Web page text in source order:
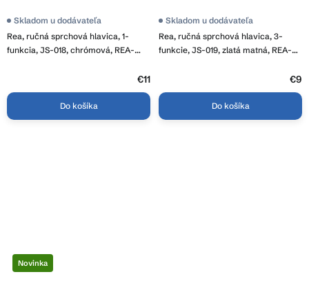
Rea, ručná sprchová hlavica, 1-
funkcia, JS-018, chrómová, REA-
Skladom u dodávateľa
€11
Do košíka
Rea, ručná sprchová hlavica, 3-
funkcie, JS-019, zlatá matná, REA-
Skladom u dodávateľa
€9
Do košíka
Novinka